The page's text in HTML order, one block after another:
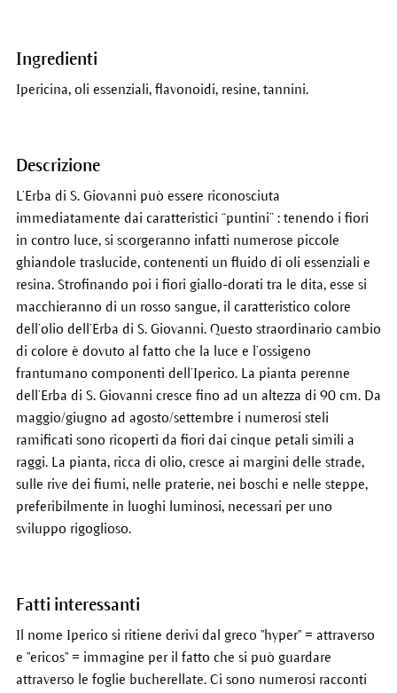
Ingredienti
Ipericina, oli essenziali, flavonoidi, resine, tannini.
Descrizione
L’Erba di S. Giovanni può essere riconosciuta
immediatamente dai caratteristici “puntini” : tenendo i fiori
in contro luce, si scorgeranno infatti numerose piccole
ghiandole traslucide, contenenti un fluido di oli essenziali e
resina. Strofinando poi i fiori giallo-dorati tra le dita, esse si
macchieranno di un rosso sangue, il caratteristico colore
dell’olio dell’Erba di S. Giovanni. Questo straordinario cambio
di colore è dovuto al fatto che la luce e l’ossigeno
frantumano componenti dell’Iperico. La pianta perenne
dell’Erba di S. Giovanni cresce fino ad un altezza di 90 cm. Da
maggio/giugno ad agosto/settembre i numerosi steli
ramificati sono ricoperti da fiori dai cinque petali simili a
raggi. La pianta, ricca di olio, cresce ai margini delle strade,
sulle rive dei fiumi, nelle praterie, nei boschi e nelle steppe,
preferibilmente in luoghi luminosi, necessari per uno
sviluppo rigoglioso.
Fatti interessanti
Il nome Iperico si ritiene derivi dal greco "hyper" = attraverso
e "ericos" = immagine per il fatto che si può guardare
attraverso le foglie bucherellate. Ci sono numerosi racconti